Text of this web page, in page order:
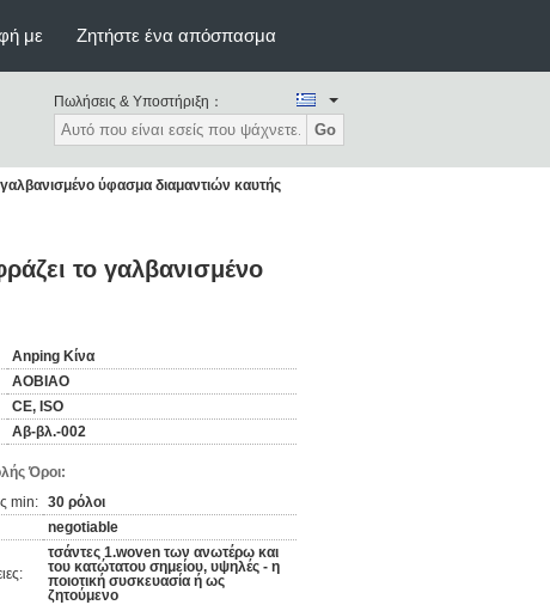
με Ζητήστε ένα απόσπασμα
Πωλήσεις & Υποστήριξη：
Go
ύφασμα διαμαντιών καυτής
το γαλβανισμένο
Anping Κίνα
AOBIAO
CE, ISO
Αβ-βλ.-002
Όροι:
min: 30 ρόλοι
negotiable
τσάντες 1.woven των ανωτέρω και
του κατώτατου σημείου, υψηλές - η
ποιοτική συσκευασία ή ως
ζητούμενο